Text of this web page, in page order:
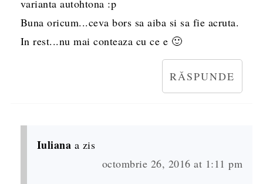
varianta autohtona :p
Buna oricum...ceva bors sa aiba si sa fie acruta.
In rest...nu mai conteaza cu ce e 🙂
RĂSPUNDE
Iuliana a zis
octombrie 26, 2016 at 1:11 pm